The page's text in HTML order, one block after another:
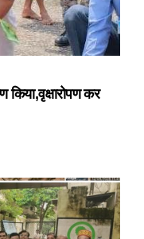
किया,वृक्षारोपण कर